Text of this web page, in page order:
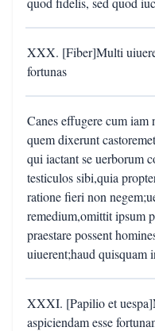
XXX. [Fiber]Multi
fortunas
Canes effugere cum iam
quem dixerunt
qui iactant se uerborum
testiculos sibi,quia
ratione fieri non
remedium,omittit ipsum
praestare possent
uiuerent;haud quisquam
XXXI. [Papilio et
aspiciendam esse